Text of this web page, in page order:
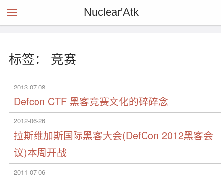
Nuclear'Atk
标签： 竞赛
2013-07-08
Defcon CTF 黑客竞赛文化的碎碎念
2012-06-26
拉斯维加斯国际黑客大会(DefCon 2012黑客会
议)本周开战
2011-07-06